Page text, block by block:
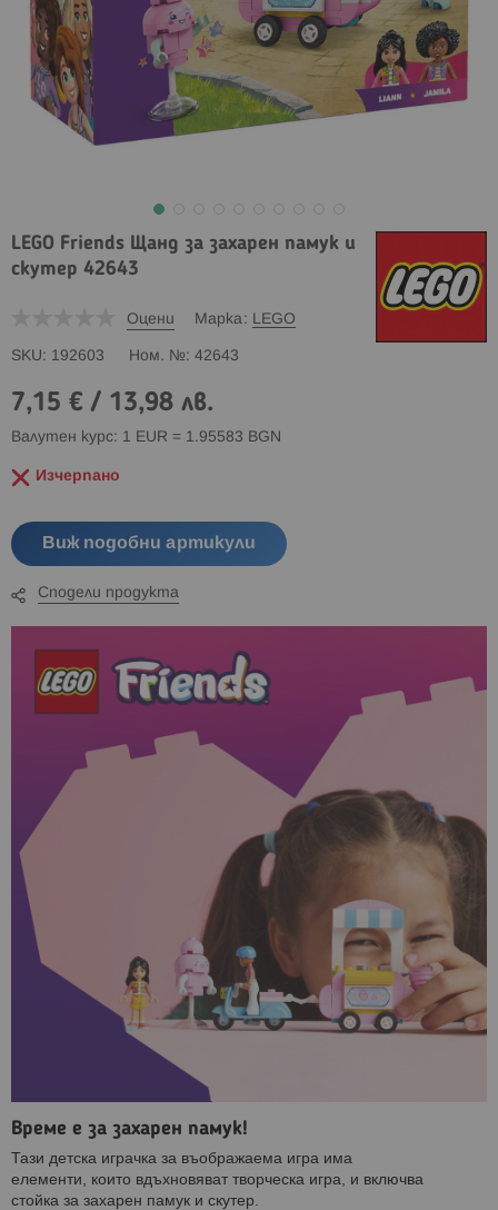
LEGO Friends Щанд за захарен памук и
скутер 42643
Оцени Марка LEGO
SKU 192603 Ном. № 42643
7,15 € / 13,98 лв.
Валутен курс: 1 EUR = 1.95583 BGN
Изчерпано
Виж подобни артикули
Сподели продукта
Време е за захарен памук!
Тази детска играчка за въображаема игра има
елементи, които вдъхновяват творческа игра, и включва
стойка за захарен памук и скутер.